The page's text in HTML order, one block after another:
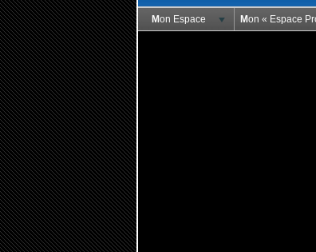
Mon Espace Mon « Espace